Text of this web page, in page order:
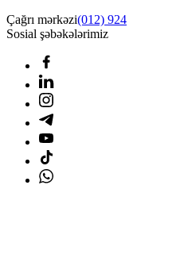
Çağrı mərkəzi(012) 924
Sosial şəbəkələrimiz